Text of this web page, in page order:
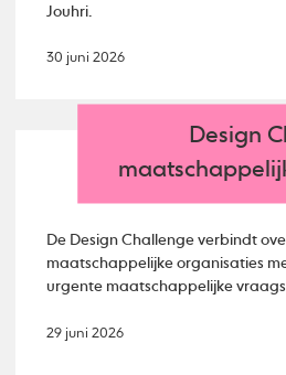
Jouhri.
30 juni 2026
Design
De Design Challenge verbindt
maatschappelijke organisaties
urgente maatschappelijke
29 juni 2026